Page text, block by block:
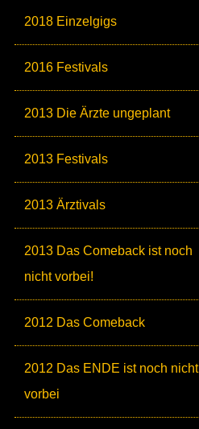
2018 Einzelgigs
2016 Festivals
2013 Die Ärzte ungeplant
2013 Festivals
2013 Ärztivals
2013 Das Comeback ist noch
nicht vorbei!
2012 Das Comeback
2012 Das ENDE ist noch nicht
vorbei